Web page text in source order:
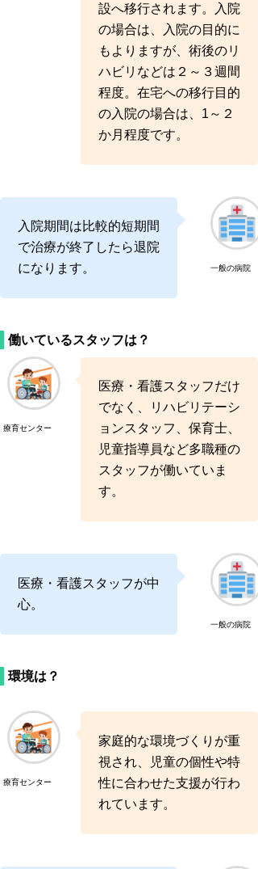
設へ移行されます。入院
の場合は、入院の目的に
もよりますが、術後のリ
ハビリなどは２～３週間
程度。在宅への移行目的
の入院の場合は、1～２
か月程度です。
一般の病院
入院期間は比較的短期間
で治療が終了したら退院
になります。
働いているスタッフは？
療育センター
医療・看護スタッフだけ
でなく、リハビリテーシ
ョンスタッフ、保育士、
児童指導員など多職種の
スタッフが働いていま
す。
一般の病院
医療・看護スタッフが中
心。
環境は？
療育センター
家庭的な環境づくりが重
視され、児童の個性や特
性に合わせた支援が行わ
れています。